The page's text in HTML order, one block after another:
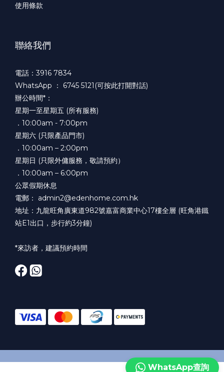
使用條款
聯絡我們
電話：3916 7834
WhatsApp ： 6745 5121(可按此打開對話)
辦公時間*：
星期一至星期五 (所有服務)
．10:00am - 7:00pm
星期六 (只限產品門市)
．10:00am – 2:00pm
星期日 (只限外傭服務，敬請預約）
．10:00am – 6:00pm
公眾假期休息
電郵： admin2@edenhome.com.hk
地址：九龍旺角廣東道982號嘉富商業中心17樓全層 (旺角港鐵
站E1出口，步行約3分鐘)
*來訪者，建議預約時間
WhatsApp查詢